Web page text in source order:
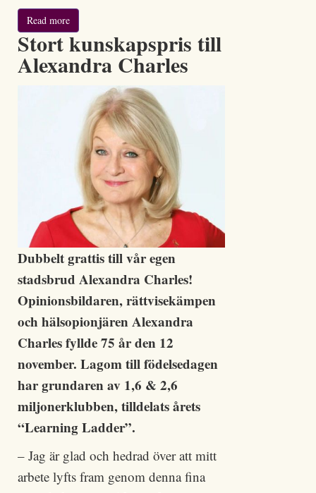
Read more
Stort kunskapspris till
Alexandra Charles
Dubbelt grattis till vår egen
stadsbrud Alexandra Charles!
Opinionsbildaren, rättvisekämpen
och hälsopionjären Alexandra
Charles fyllde 75 år den 12
november. Lagom till födelsedagen
har grundaren av 1,6 & 2,6
miljonerklubben, tilldelats årets
“Learning Ladder”.
– Jag är glad och hedrad över att mitt
arbete lyfts fram genom denna fina